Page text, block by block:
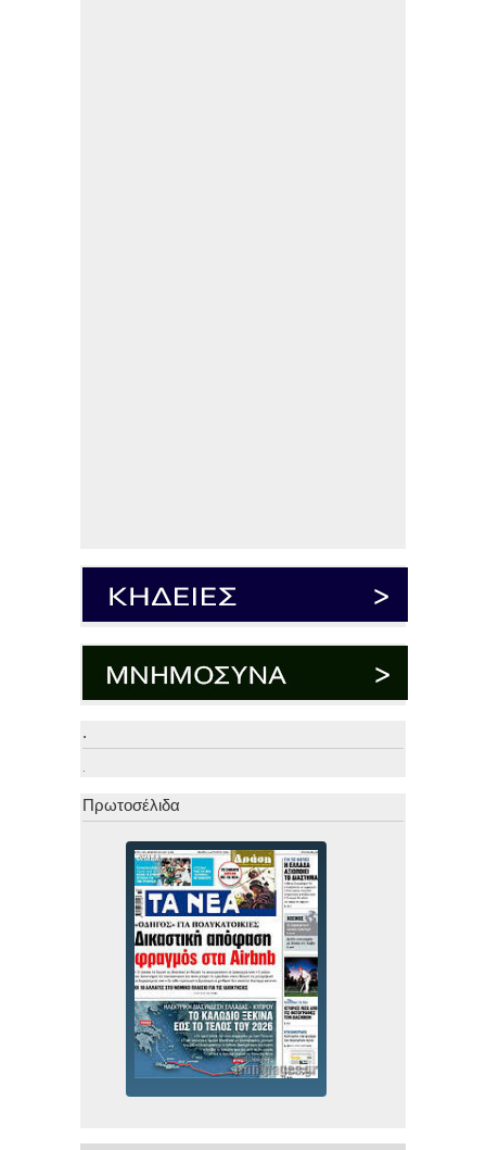
.
.
Πρωτοσέλιδα